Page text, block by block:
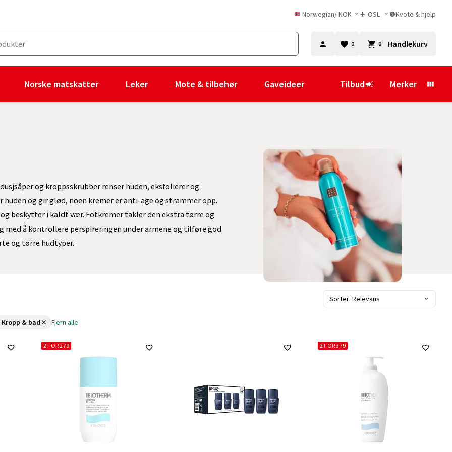
Norwegian/NOK OSL Kvote & hjelp
0 0 Handlekurv
Norske matskatter Leker Mote & tilbehør Gaveideer Tilbud Merker
og kroppsskrubber renser huden, eksfolierer og
og gir glød, noen kremer er anti-age og strammer opp.
beskytter i kaldt vær. Fotkremer takler den ekstra tørre og
med å kontrollere perspireringen under armene og tilføre god
og tørre hudtyper.
Sorter: Relevans
& bad Fjern alle
2 FOR 279 2 FOR 379